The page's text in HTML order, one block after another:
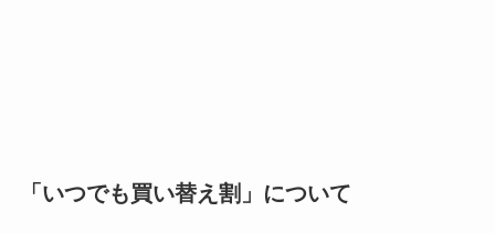
「いつでも買い替え割」について